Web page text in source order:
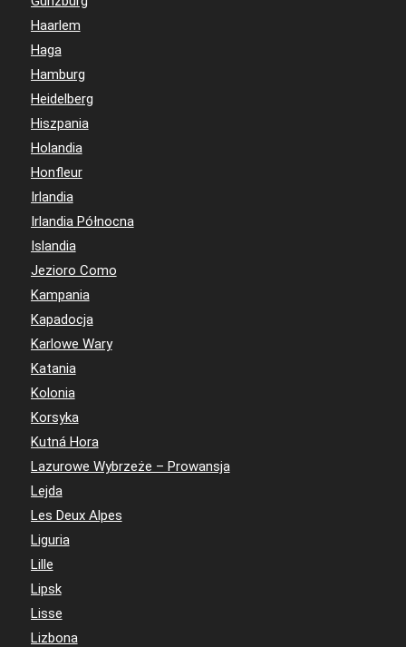
Haarlem
Haga
Hamburg
Heidelberg
Hiszpania
Holandia
Honfleur
Irlandia
Irlandia Północna
Islandia
Jezioro Como
Kampania
Kapadocja
Karlowe Wary
Katania
Kolonia
Korsyka
Kutná Hora
Lazurowe Wybrzeże – Prowansja
Lejda
Les Deux Alpes
Liguria
Lille
Lipsk
Lisse
Lizbona